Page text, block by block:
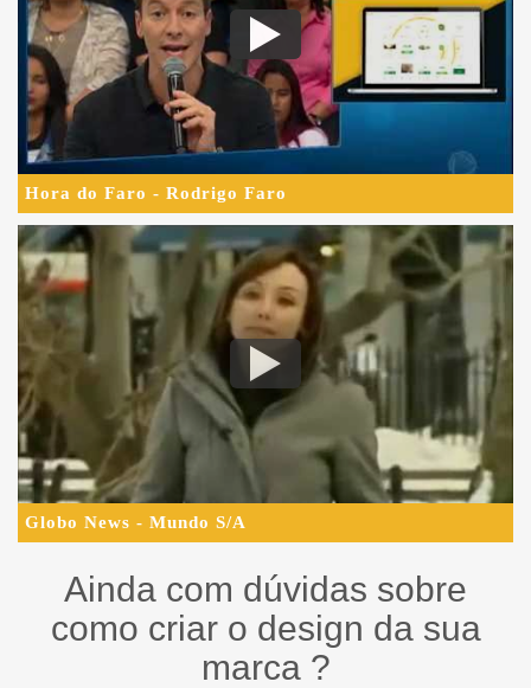
Hora do Faro - Rodrigo Faro
Globo News - Mundo S/A
Ainda com dúvidas sobre
como criar o design da sua
marca ?